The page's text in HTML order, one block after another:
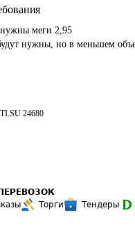
меги 2,95
нужны, но в меньшем
24680
Торги Тендеры